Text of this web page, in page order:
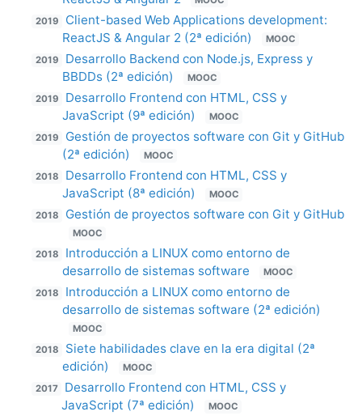
2019
Client-based Web Applications development:
ReactJS & Angular 2 (2ª edición)
MOOC
2019
Desarrollo Backend con Node.js, Express y
BBDDs (2ª edición)
MOOC
2019
Desarrollo Frontend con HTML, CSS y
JavaScript (9ª edición)
MOOC
2019
Gestión de proyectos software con Git y GitHub
(2ª edición)
MOOC
2018
Desarrollo Frontend con HTML, CSS y
JavaScript (8ª edición)
MOOC
2018
Gestión de proyectos software con Git y GitHub
MOOC
2018
Introducción a LINUX como entorno de
desarrollo de sistemas software
MOOC
2018
Introducción a LINUX como entorno de
desarrollo de sistemas software (2ª edición)
MOOC
2018
Siete habilidades clave en la era digital (2ª
edición)
MOOC
2017
Desarrollo Frontend con HTML, CSS y
JavaScript (7ª edición)
MOOC